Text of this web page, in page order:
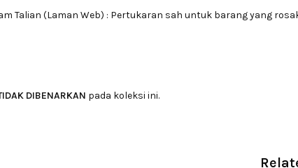
Talian (Laman Web) : Pertukaran sah untuk barang yang
DIBENARKAN pada koleksi ini.